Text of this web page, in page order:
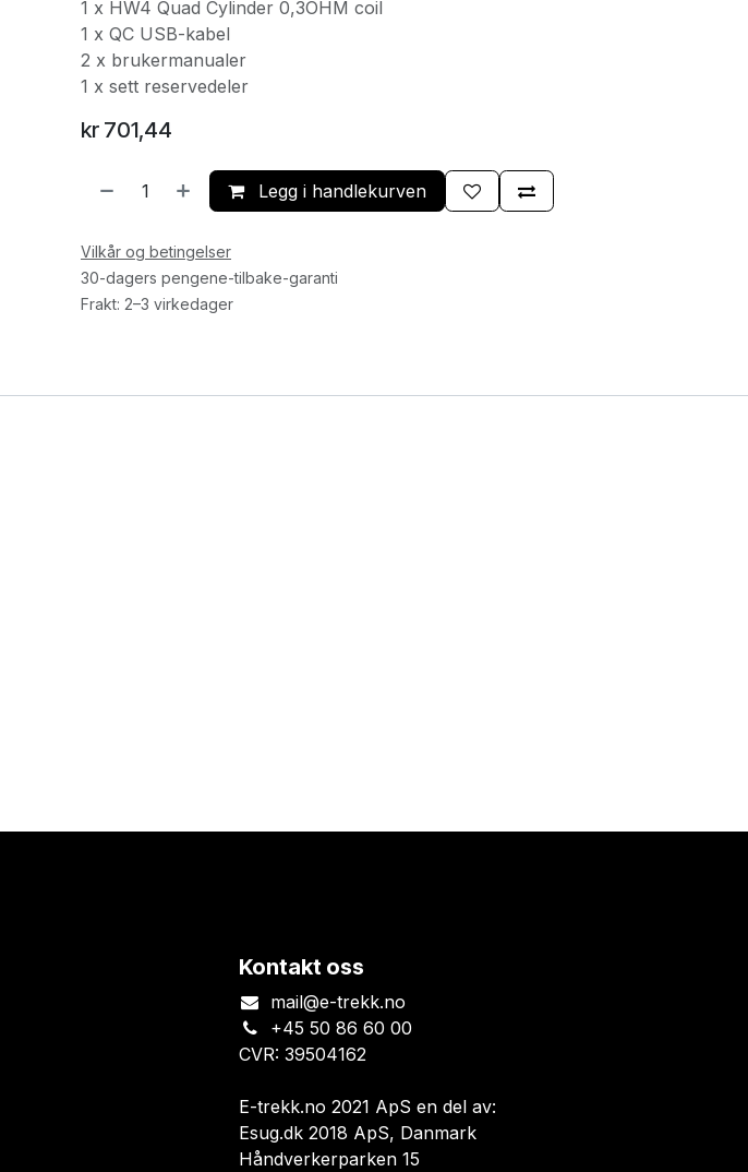
1 x HW4 Quad Cylinder 0,3OHM coil
1 x QC USB-kabel
2 x brukermanualer
1 x sett reservedeler
kr 701,44
Legg i handlekurven
Vilkår og betingelser
30-dagers pengene-tilbake-garanti
Frakt: 2–3 virkedager
Kontakt oss
mail@e-trekk.no
+45 50 86 60 00
CVR: 39504162
E-trekk.no 2021 ApS en del av:
Esug.dk 2018 ApS, Danmark
Håndverkerparken 15